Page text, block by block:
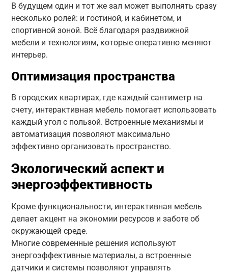
В будущем один и тот же зал может выполнять сразу
несколько ролей: и гостиной, и кабинетом, и
спортивной зоной. Всё благодаря раздвижной
мебели и технологиям, которые оперативно меняют
интерьер.
Оптимизация пространства
В городских квартирах, где каждый сантиметр на
счету, интерактивная мебель помогает использовать
каждый угол с пользой. Встроенные механизмы и
автоматизация позволяют максимально
эффективно организовать пространство.
Экологический аспект и
энергоэффективность
Кроме функциональности, интерактивная мебель
делает акцент на экономии ресурсов и заботе об
окружающей среде.
Многие современные решения используют
энергоэффективные материалы, а встроенные
датчики и системы позволяют управлять